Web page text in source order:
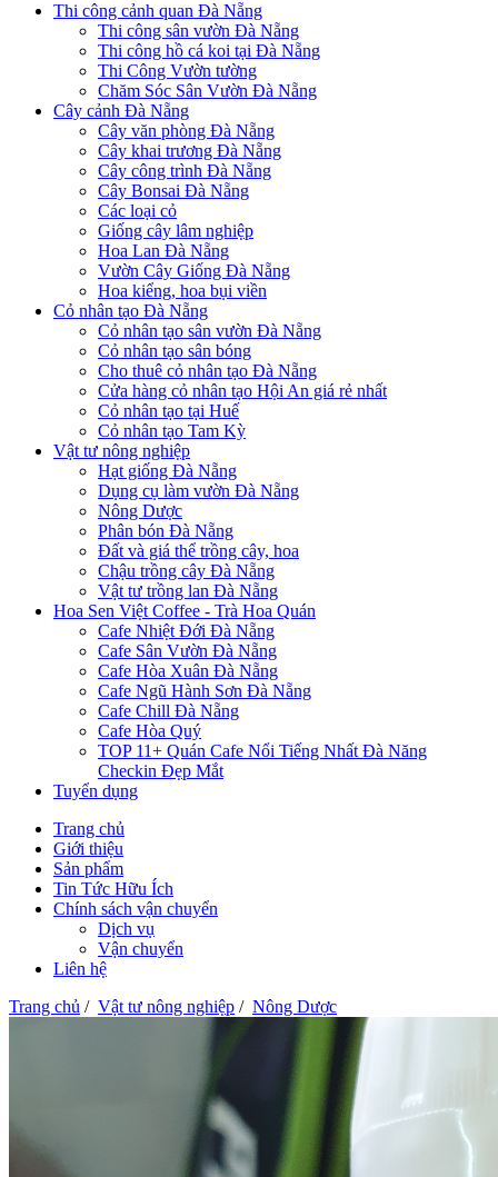
Thi công cảnh quan Đà Nẵng
Thi công sân vườn Đà Nẵng
Thi công hồ cá koi tại Đà Nẵng
Thi Công Vườn tường
Chăm Sóc Sân Vườn Đà Nẵng
Cây cảnh Đà Nẵng
Cây văn phòng Đà Nẵng
Cây khai trương Đà Nẵng
Cây công trình Đà Nẵng
Cây Bonsai Đà Nẵng
Các loại cỏ
Giống cây lâm nghiệp
Hoa Lan Đà Nẵng
Vườn Cây Giống Đà Nẵng
Hoa kiểng, hoa bụi viền
Cỏ nhân tạo Đà Nẵng
Cỏ nhân tạo sân vườn Đà Nẵng
Cỏ nhân tạo sân bóng
Cho thuê cỏ nhân tạo Đà Nẵng
Cửa hàng cỏ nhân tạo Hội An giá rẻ nhất
Cỏ nhân tạo tại Huế
Cỏ nhân tạo Tam Kỳ
Vật tư nông nghiệp
Hạt giống Đà Nẵng
Dụng cụ làm vườn Đà Nẵng
Nông Dược
Phân bón Đà Nẵng
Đất và giá thể trồng cây, hoa
Chậu trồng cây Đà Nẵng
Vật tư trồng lan Đà Nẵng
Hoa Sen Việt Coffee - Trà Hoa Quán
Cafe Nhiệt Đới Đà Nẵng
Cafe Sân Vườn Đà Nẵng
Cafe Hòa Xuân Đà Nẵng
Cafe Ngũ Hành Sơn Đà Nẵng
Cafe Chill Đà Nẵng
Cafe Hòa Quý
TOP 11+ Quán Cafe Nổi Tiếng Nhất Đà Năng
Checkin Đẹp Mắt
Tuyển dụng
Trang chủ
Giới thiệu
Sản phẩm
Tin Tức Hữu Ích
Chính sách vận chuyển
Dịch vụ
Vận chuyển
Liên hệ
Trang chủ / Vật tư nông nghiệp / Nông Dược